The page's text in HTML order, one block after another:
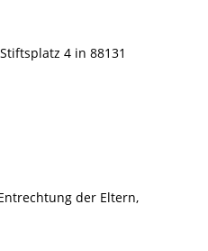
4 in 88131
der Eltern,